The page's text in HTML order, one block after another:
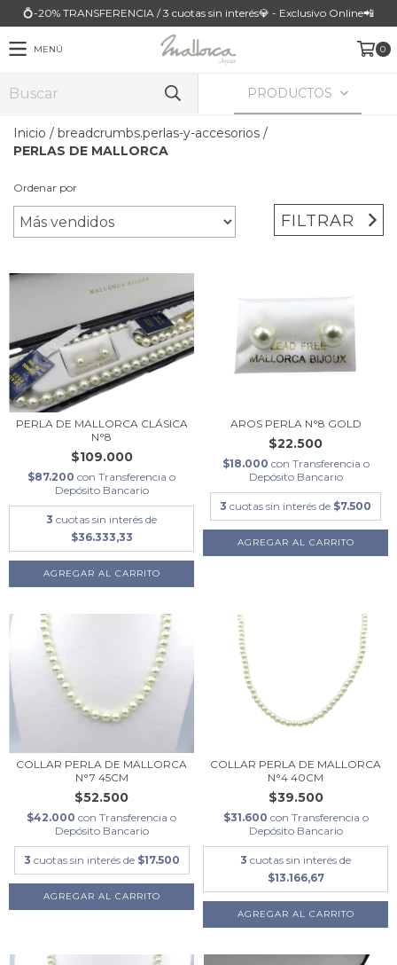
💍-20% TRANSFERENCIA / 3 cuotas sin interés💎 - Exclusivo Online📲
MENÚ 0
PRODUCTOS
Inicio / breadcrumbs.perlas-y-accesorios /
PERLAS DE MALLORCA
Ordenar por
FILTRAR
PERLA DE MALLORCA CLÁSICA
N°8
$109.000
$87.200 con Transferencia o
Depósito Bancario
3 cuotas sin interés de
$36.333,33
AROS PERLA N°8 GOLD
$22.500
$18.000 con Transferencia o
Depósito Bancario
3 cuotas sin interés de $7.500
COLLAR PERLA DE MALLORCA
N°7 45CM
$52.500
$42.000 con Transferencia o
Depósito Bancario
3 cuotas sin interés de $17.500
COLLAR PERLA DE MALLORCA
N°4 40CM
$39.500
$31.600 con Transferencia o
Depósito Bancario
3 cuotas sin interés de
$13.166,67